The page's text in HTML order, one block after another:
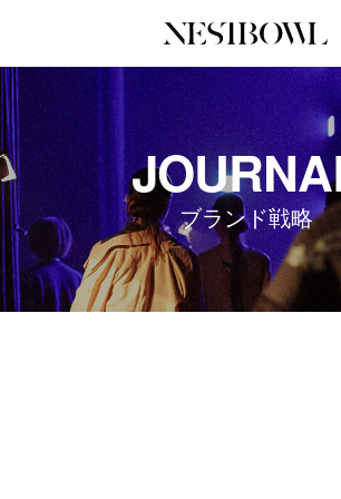
JOURNAL
インタビュー
エデュケーション
ニュース＆イベント
データ
コラボ募集一覧
コラボ募集記事
コラボ実績案内
ブランド戦略